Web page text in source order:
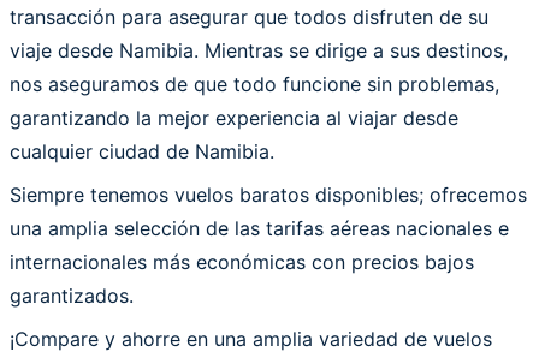
transacción para asegurar que todos disfruten de su
viaje desde Namibia. Mientras se dirige a sus destinos,
nos aseguramos de que todo funcione sin problemas,
garantizando la mejor experiencia al viajar desde
cualquier ciudad de Namibia.
Siempre tenemos vuelos baratos disponibles; ofrecemos
una amplia selección de las tarifas aéreas nacionales e
internacionales más económicas con precios bajos
garantizados.
¡Compare y ahorre en una amplia variedad de vuelos